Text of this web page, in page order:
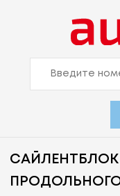
САЙЛЕНТБЛОК